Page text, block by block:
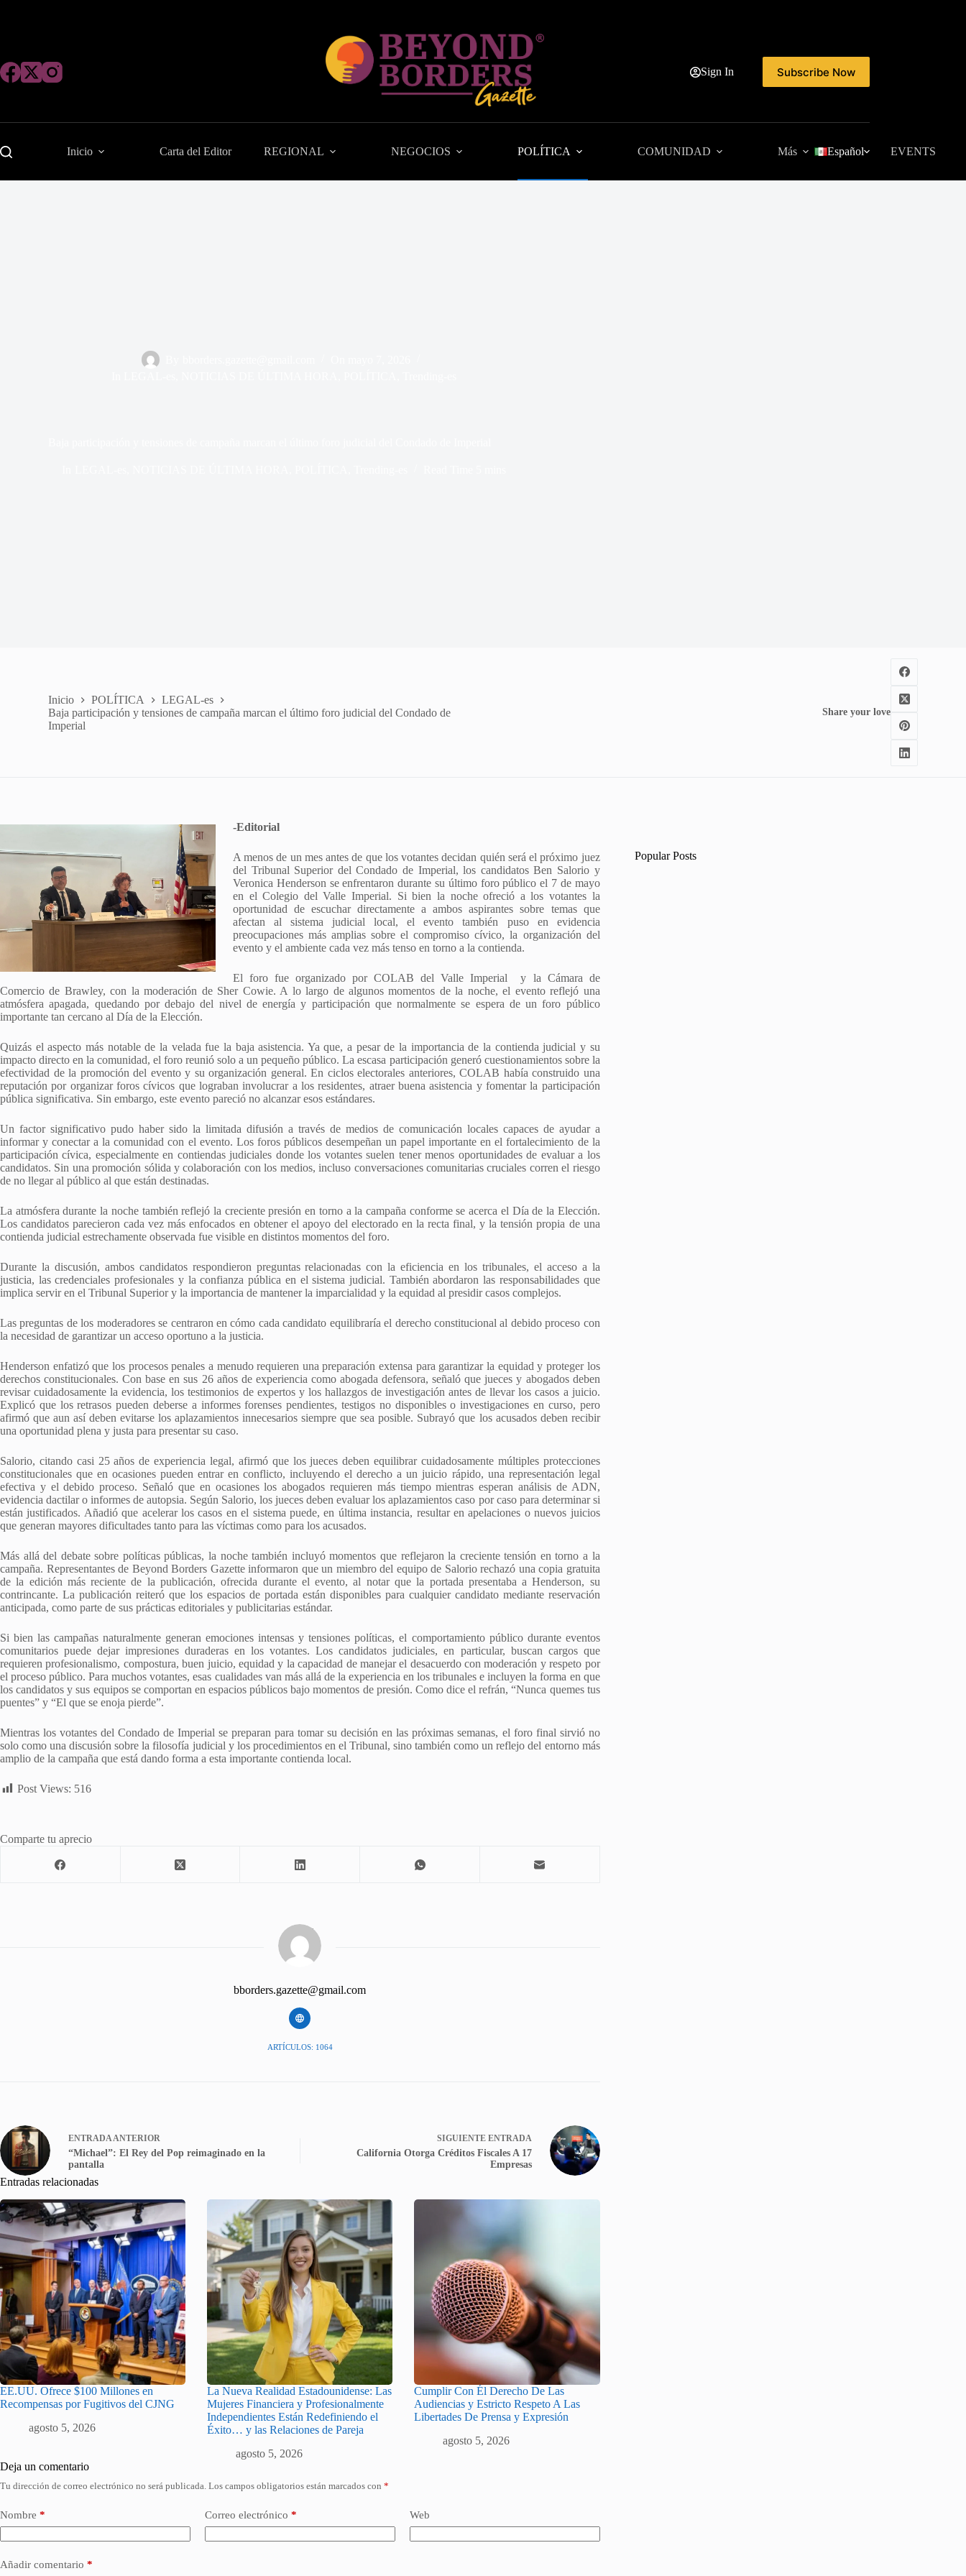
Sign In Subscribe Now
Inicio Carta del Editor REGIONAL NEGOCIOS POLÍTICA COMUNIDAD Más EVENTS
Español
Inicio POLÍTICA
LEGAL-es
Baja participación y tensiones de campaña marcan el último foro judicial del Condado de
Imperial
Share your love
-Editorial
A menos de un mes antes de que los votantes decidan quién será el próximo juez
del Tribunal Superior del Condado de Imperial, los candidatos Ben Salorio y
Veronica Henderson se enfrentaron durante su último foro público el 7 de mayo
en el Colegio del Valle Imperial. Si bien la noche ofreció a los votantes la
oportunidad de escuchar directamente a ambos aspirantes sobre temas que
afectan al sistema judicial local, el evento también puso en evidencia
preocupaciones más amplias sobre el compromiso cívico, la organización del
evento y el ambiente cada vez más tenso en torno a la contienda.
El foro fue organizado por COLAB del Valle Imperial y la Cámara de
Comercio de Brawley, con la moderación de Sher Cowie. A lo largo de algunos momentos de la noche, el evento reflejó una
atmósfera apagada, quedando por debajo del nivel de energía y participación que normalmente se espera de un foro público
importante tan cercano al Día de la Elección.
Quizás el aspecto más notable de la velada fue la baja asistencia. Ya que, a pesar de la importancia de la contienda judicial y su
impacto directo en la comunidad, el foro reunió solo a un pequeño público. La escasa participación generó cuestionamientos sobre la
efectividad de la promoción del evento y su organización general. En ciclos electorales anteriores, COLAB había construido una
reputación por organizar foros cívicos que lograban involucrar a los residentes, atraer buena asistencia y fomentar la participación
pública significativa. Sin embargo, este evento pareció no alcanzar esos estándares.
Un factor significativo pudo haber sido la limitada difusión a través de medios de comunicación locales capaces de ayudar a
informar y conectar a la comunidad con el evento. Los foros públicos desempeñan un papel importante en el fortalecimiento de la
participación cívica, especialmente en contiendas judiciales donde los votantes suelen tener menos oportunidades de evaluar a los
candidatos. Sin una promoción sólida y colaboración con los medios, incluso conversaciones comunitarias cruciales corren el riesgo
de no llegar al público al que están destinadas.
La atmósfera durante la noche también reflejó la creciente presión en torno a la campaña conforme se acerca el Día de la Elección.
Los candidatos parecieron cada vez más enfocados en obtener el apoyo del electorado en la recta final, y la tensión propia de una
contienda judicial estrechamente observada fue visible en distintos momentos del foro.
Durante la discusión, ambos candidatos respondieron preguntas relacionadas con la eficiencia en los tribunales, el acceso a la
justicia, las credenciales profesionales y la confianza pública en el sistema judicial. También abordaron las responsabilidades que
implica servir en el Tribunal Superior y la importancia de mantener la imparcialidad y la equidad al presidir casos complejos.
Las preguntas de los moderadores se centraron en cómo cada candidato equilibraría el derecho constitucional al debido proceso con
la necesidad de garantizar un acceso oportuno a la justicia.
Henderson enfatizó que los procesos penales a menudo requieren una preparación extensa para garantizar la equidad y proteger los
derechos constitucionales. Con base en sus 26 años de experiencia como abogada defensora, señaló que jueces y abogados deben
revisar cuidadosamente la evidencia, los testimonios de expertos y los hallazgos de investigación antes de llevar los casos a juicio.
Explicó que los retrasos pueden deberse a informes forenses pendientes, testigos no disponibles o investigaciones en curso, pero
afirmó que aun así deben evitarse los aplazamientos innecesarios siempre que sea posible. Subrayó que los acusados deben recibir
una oportunidad plena y justa para presentar su caso.
Salorio, citando casi 25 años de experiencia legal, afirmó que los jueces deben equilibrar cuidadosamente múltiples protecciones
constitucionales que en ocasiones pueden entrar en conflicto, incluyendo el derecho a un juicio rápido, una representación legal
efectiva y el debido proceso. Señaló que en ocasiones los abogados requieren más tiempo mientras esperan análisis de ADN,
evidencia dactilar o informes de autopsia. Según Salorio, los jueces deben evaluar los aplazamientos caso por caso para determinar si
están justificados. Añadió que acelerar los casos en el sistema puede, en última instancia, resultar en apelaciones o nuevos juicios
que generan mayores dificultades tanto para las víctimas como para los acusados.
Más allá del debate sobre políticas públicas, la noche también incluyó momentos que reflejaron la creciente tensión en torno a la
campaña. Representantes de Beyond Borders Gazette informaron que un miembro del equipo de Salorio rechazó una copia gratuita
de la edición más reciente de la publicación, ofrecida durante el evento, al notar que la portada presentaba a Henderson, su
contrincante. La publicación reiteró que los espacios de portada están disponibles para cualquier candidato mediante reservación
anticipada, como parte de sus prácticas editoriales y publicitarias estándar.
Si bien las campañas naturalmente generan emociones intensas y tensiones políticas, el comportamiento público durante eventos
comunitarios puede dejar impresiones duraderas en los votantes. Los candidatos judiciales, en particular, buscan cargos que
requieren profesionalismo, compostura, buen juicio, equidad y la capacidad de manejar el desacuerdo con moderación y respeto por
el proceso público. Para muchos votantes, esas cualidades van más allá de la experiencia en los tribunales e incluyen la forma en que
los candidatos y sus equipos se comportan en espacios públicos bajo momentos de presión. Como dice el refrán, “Nunca quemes tus
puentes” y “El que se enoja pierde”.
Mientras los votantes del Condado de Imperial se preparan para tomar su decisión en las próximas semanas, el foro final sirvió no
solo como una discusión sobre la filosofía judicial y los procedimientos en el Tribunal, sino también como un reflejo del entorno más
amplio de la campaña que está dando forma a esta importante contienda local.
Post Views: 516
Comparte tu aprecio
bborders.gazette@gmail.com
ARTÍCULOS: 1064
ENTRADA ANTERIOR
“Michael”: El Rey del Pop reimaginado en la
pantalla
SIGUIENTE ENTRADA
California Otorga Créditos Fiscales A 17
Empresas
Entradas relacionadas
EE.UU. Ofrece $100 Millones en
Recompensas por Fugitivos del CJNG
agosto 5, 2026
La Nueva Realidad Estadounidense: Las
Mujeres Financiera y Profesionalmente
Independientes Están Redefiniendo el
Éxito… y las Relaciones de Pareja
agosto 5, 2026
Cumplir Con Él Derecho De Las
Audiencias y Estricto Respeto A Las
Libertades De Prensa y Expresión
agosto 5, 2026
Deja un comentario
Tu dirección de correo electrónico no será publicada. Los campos obligatorios están marcados con *
Nombre * Correo electrónico * Web
Añadir comentario *
Popular Posts